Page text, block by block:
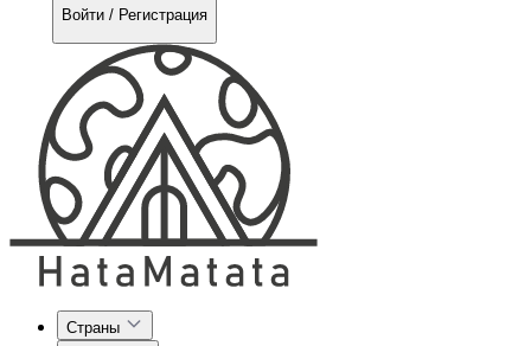
Войти / Регистрация
Страны